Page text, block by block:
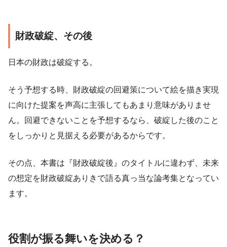
財政破綻、その後
日本の財政は破綻する。
そう予想する時、財政破綻の回避策について絵を描き実現
に向けた提案を声高に主張してもあまり意味がありませ
ん。回避できないことを予想するなら、破綻した後のこと
をしっかりと見据える必要があるからです。
その点、本書は『財政破綻後』のタイトルに違わず、未来
の想定を財政破綻ありきで語る真っ当な論考集となってい
ます。
役割が振る舞いを決める？